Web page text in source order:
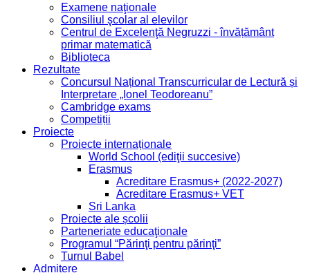
Examene naţionale
Consiliul şcolar al elevilor
Centrul de Excelenţă Negruzzi - învățământ
primar matematică
Biblioteca
Rezultate
Concursul Național Transcurricular de Lectură și
Interpretare „Ionel Teodoreanu”
Cambridge exams
Competiții
Proiecte
Proiecte internaționale
World School (ediţii succesive)
Erasmus
Acreditare Erasmus+ (2022-2027)
Acreditare Erasmus+ VET
Sri Lanka
Proiecte ale școlii
Parteneriate educaţionale
Programul “Părinţi pentru părinţi”
Turnul Babel
Admitere